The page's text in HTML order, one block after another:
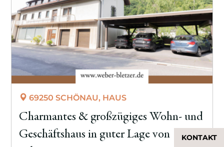
KONTAKT
69250 SCHÖNAU, HAUS
Charmantes & großzügiges Wohn- und
Geschäftshaus in guter Lage von